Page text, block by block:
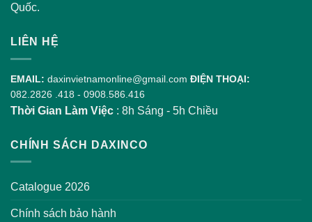
Quốc.
LIÊN HỆ
EMAIL: daxinvietnamonline@gmail.com ĐIỆN THOẠI:
082.2826 .418 - 0908.586.416
Thời Gian Làm Việc : 8h Sáng - 5h Chiều
CHÍNH SÁCH DAXINCO
Catalogue 2026
Chính sách bảo hành